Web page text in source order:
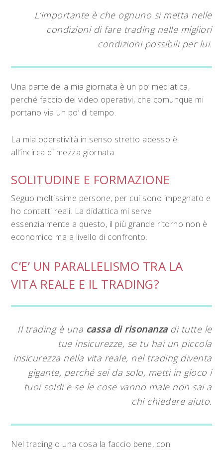
L’importante è che ognuno si metta nelle
condizioni di fare trading nelle migliori
condizioni possibili per lui.
Una parte della mia giornata è un po’ mediatica,
perché faccio dei video operativi, che comunque mi
portano via un po’ di tempo.
La mia operatività in senso stretto adesso è
all’incirca di mezza giornata.
SOLITUDINE E FORMAZIONE
Seguo moltissime persone, per cui sono impegnato e
ho contatti reali. La didattica mi serve
essenzialmente a questo, il più grande ritorno non è
economico ma a livello di confronto.
C’E’ UN PARALLELISMO TRA LA
VITA REALE E IL TRADING?
Il trading è una cassa di risonanzadi tutte le
tue insicurezze, se tu hai un piccola
insicurezza nella vita reale, nel trading diventa
gigante, perché sei da solo, metti in gioco i
tuoi soldi e se le cose vanno male non sai a
chi chiedere aiuto.
Nel trading o una cosa la faccio bene, con